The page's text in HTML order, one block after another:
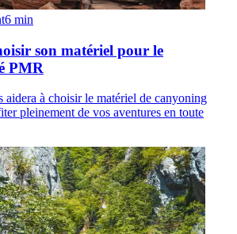
6 min
son matériel pour le
PMR
aidera à choisir le matériel de canyoning
pleinement de vos aventures en toute